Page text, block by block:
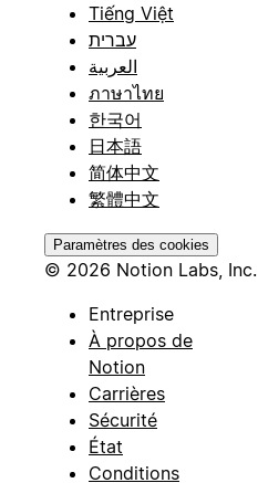
Tiếng Việt
עברית
العربية
ภาษาไทย
한국어
日本語
简体中文
繁體中文
Paramètres des cookies
© 2026 Notion Labs, Inc.
Entreprise
À propos de
Notion
Carrières
Sécurité
État
Conditions